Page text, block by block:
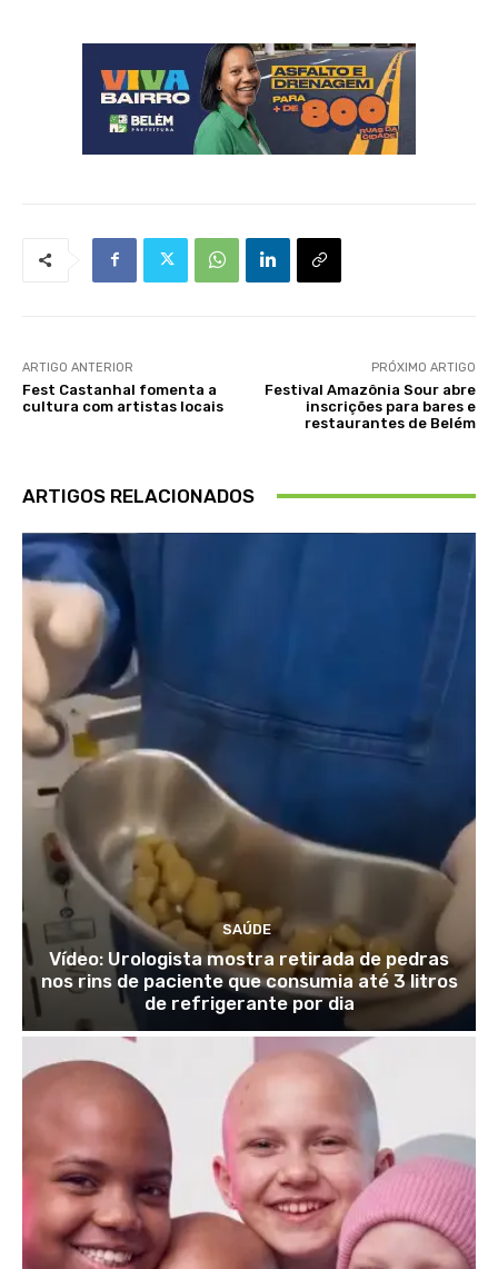
ARTIGO ANTERIOR
Fest Castanhal fomenta a
cultura com artistas locais
PRÓXIMO ARTIGO
Festival Amazônia Sour abre
inscrições para bares e
restaurantes de Belém
ARTIGOS RELACIONADOS
SAÚDE
Vídeo: Urologista mostra retirada de pedras
nos rins de paciente que consumia até 3 litros
de refrigerante por dia